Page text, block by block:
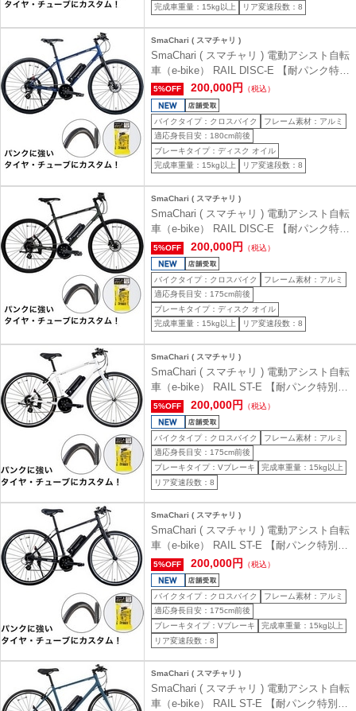
完成車重量：15kg以上
リア変速段数：8
SmaChari ( スマチャリ )
SmaChari ( スマチャリ ) 電動アシスト自転
車（e-bike） RAIL DISC-E 【耐パンク特別
仕様車】 ( レイル ディスク イー ) マット
ダークブルー 480 ( 身長目安170-190cm前
後 )
5%OFF 200,000円 （税込）
バイクタイプ：クロスバイク
フレーム素材：アルミ
適応身長目安：180cm前後
ブレーキタイプ：ディスク オイル
完成車重量：15kg以上
リア変速段数：8
SmaChari ( スマチャリ )
SmaChari ( スマチャリ ) 電動アシスト自転
車（e-bike） RAIL DISC-E 【耐パンク特別
仕様車】 ( レイル ディスク イー ) マット
ダークグリーン 440 ( 身長目安165-180cm
前後 )
5%OFF 200,000円 （税込）
バイクタイプ：クロスバイク
フレーム素材：アルミ
適応身長目安：175cm前後
ブレーキタイプ：ディスク オイル
完成車重量：15kg以上
リア変速段数：8
SmaChari ( スマチャリ )
SmaChari ( スマチャリ ) 電動アシスト自転
車（e-bike） RAIL ST-E 【耐パンク特別仕
様車】 ( レイル エスティー イー ) ソリッ
ドホワイト 440 ( 身長目安165-180cm前後
)
5%OFF 200,000円 （税込）
バイクタイプ：クロスバイク
フレーム素材：アルミ
適応身長目安：175cm前後
ブレーキタイプ：Vブレーキ
完成車重量：15kg以上
リア変速段数：8
SmaChari ( スマチャリ )
SmaChari ( スマチャリ ) 電動アシスト自転
車（e-bike） RAIL ST-E 【耐パンク特別仕
様車】 ( レイル エスティー イー ) マット
ブラック 440 ( 身長目安165-180cm前後 )
5%OFF 200,000円 （税込）
バイクタイプ：クロスバイク
フレーム素材：アルミ
適応身長目安：175cm前後
ブレーキタイプ：Vブレーキ
完成車重量：15kg以上
リア変速段数：8
SmaChari ( スマチャリ )
SmaChari ( スマチャリ ) 電動アシスト自転
車（e-bike） RAIL ST-E 【耐パンク特別仕